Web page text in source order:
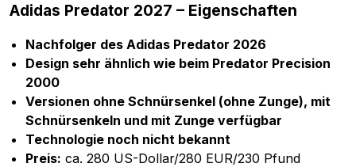
Adidas Predator 2027 – Eigenschaften
Nachfolger des Adidas Predator 2026
Design sehr ähnlich wie beim Predator Precision
2000
Versionen ohne Schnürsenkel (ohne Zunge), mit
Schnürsenkeln und mit Zunge verfügbar
Technologie noch nicht bekannt
Preis: ca. 280 US-Dollar/280 EUR/230 Pfund